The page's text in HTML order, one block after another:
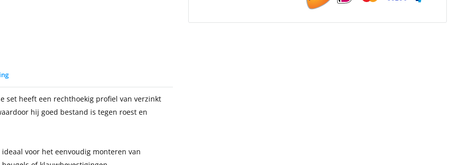
set heeft een rechthoekig profiel van verzinkt
hij goed bestand is tegen roest en
voor het eenvoudig monteren van